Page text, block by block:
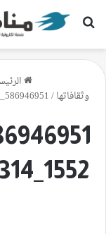
بحث عن
وثقافاتها/
586946951_18543659650051552_8012984812331112314_n